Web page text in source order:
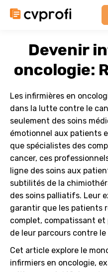
Devenir
oncologie:
Les infirmières en
dans la lutte contre le
seulement des soins
émotionnel aux patients
que spécialistes des
cancer, ces
ligne des soins aux
subtilités de la
des soins palliatifs. Leur
garantir que les patients
complet, compatissant
de leur parcours contre le
Cet article explore le
infirmiers en oncologie,